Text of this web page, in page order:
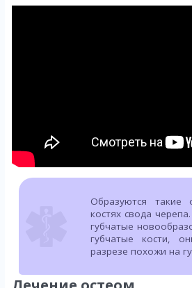
Образуются
костях свода
губчатые
губчатые кости,
разрезе похожи на